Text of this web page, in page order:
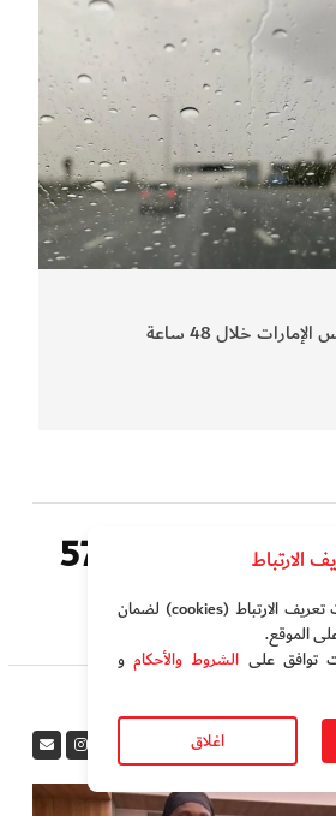
خلال 48 ساعة
إماراتية تقطع 400 متر بـ57.87
الارتباط
يستخدم هذا الموقع ملفات تعريف الارتباط (cookies) لضمان
الموقع‏.
توافق على الشروط والأحكامو
اغلاق